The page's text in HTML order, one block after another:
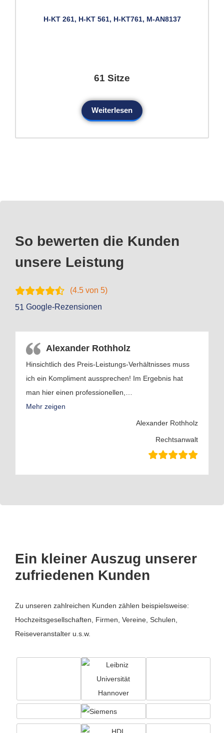
H-KT 261, H-KT 561, H-KT761, M-AN8137
61 Sitze
Weiterlesen
So bewerten die Kunden
unsere Leistung
(4.5 von 5)
51 Google-Rezensionen
Alexander Rothholz
Hinsichtlich des Preis-Leistungs-Verhältnisses muss
ich ein Kompliment aussprechen! Im Ergebnis hat
man hier einen professionellen,
Mehr zeigen
Alexander Rothholz
Rechtsanwalt
Ein kleiner Auszug unserer
zufriedenen Kunden
Zu unseren zahlreichen Kunden zählen beispielsweise:
Hochzeitsgesellschaften, Firmen, Vereine, Schulen,
Reiseveranstalter u.s.w.